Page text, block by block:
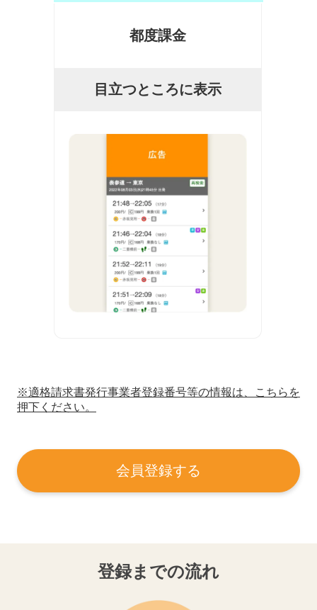
都度課金
目立つところに表示
※適格請求書発行事業者登録番号等の情報は、こちらを
押下ください。
会員登録する
登録までの流れ